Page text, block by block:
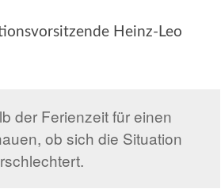
Heinz-Leo
der Ferienzeit für einen
ob sich die Situation